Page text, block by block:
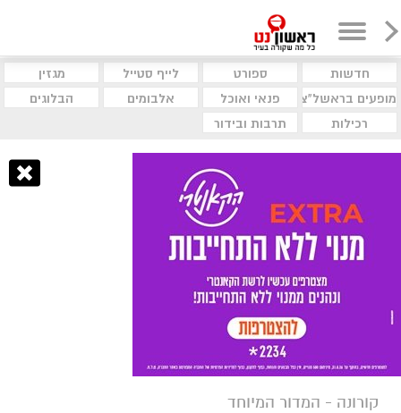
חדשות ספורט לייף סטייל
מגזין
מופעים בראשל"צ
פנאי ואוכל אלבומים
הבלוגים
רכילות
תרבות ובידור
קורונה - המדור המיוחד